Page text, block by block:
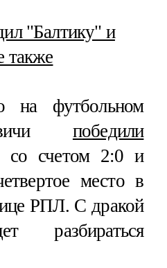
"Балтику" и
также
на футбольном
победили
со счетом 2:0 и
место в
РПЛ. С дракой
разбираться